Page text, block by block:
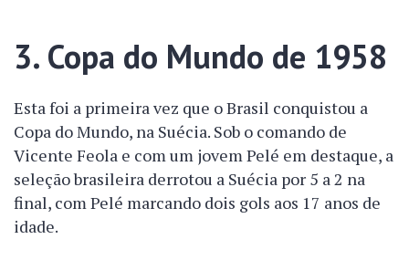
3. Copa do Mundo de 1958
Esta foi a primeira vez que o Brasil conquistou a
Copa do Mundo, na Suécia. Sob o comando de
Vicente Feola e com um jovem Pelé em destaque, a
seleção brasileira derrotou a Suécia por 5 a 2 na
final, com Pelé marcando dois gols aos 17 anos de
idade.